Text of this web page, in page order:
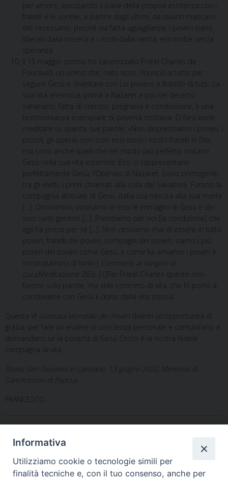
per amore, spezzando il pane della propria esistenza con i
fratelli e le sorelle, a partire dagli ultimi, da quanti mancano
del necessario, perché sia fatta uguaglianza, i poveri siano
liberati dalla miseria e i ricchi dalla vanità, entrambe senza
speranza.
Il 15 maggio scorso ho canonizzato Fratel Charles de
Foucauld, un uomo che, nato ricco, rinunciò a tutto per
seguire Gesù e diventare con Lui povero e fratello di tutti. La
sua vita eremitica, prima a Nazaret e poi nel deserto
sahariano, fatta di silenzio, preghiera e condivisione, è una
testimonianza esemplare di povertà cristiana. Ci farà bene
meditare su queste sue parole: «Non disprezziamo i poveri, i
piccoli, gli operai; non solo essi sono i nostri fratelli in Dio,
ma sono anche quelli che nel modo più perfetto imitano
Gesù nella sua vita esteriore. Essi ci rappresentano
perfettamente Gesù, l’Operaio di Nazaret. Sono primogeniti
tra gli eletti, i primi chiamati alla culla del Salvatore. Furono la
compagnia abituale di Gesù, dalla sua nascita alla sua morte
[…]. Onoriamoli, onoriamo in essi le immagini di Gesù e dei
suoi santi genitori […]. Prendiamo per noi [la condizione] che
egli ha preso per sé […]. Non cessiamo mai di essere in tutto
poveri, fratelli dei poveri, compagni dei poveri, siamo i più
poveri dei poveri come Gesù, e come lui amiamo i poveri e
circondiamoci di loro» (
Meditazione 263). [1]Per Fratel Charles queste non
furono solo parole, ma stile concreto di vita, che lo portò a
condividere con Gesù il dono della vita stessa.
Questa VI
Giornata Mondiale dei Poveri
diventi un’opportunità di
grazia, per fare un esame di coscienza personale e comunitario e
domandarci se la povertà di Gesù Cristo è la nostra fedele
compagna di vita.
Roma, San Giovanni in Laterano, 13 giugno 2022, Memoria di
FRANCESCO
Caritas Italiana cerca Terremoto Turchia-Siria
Informativa
Utilizziamo cookie o tecnologie simili per
finalità tecniche e, con il tuo consenso, anche per